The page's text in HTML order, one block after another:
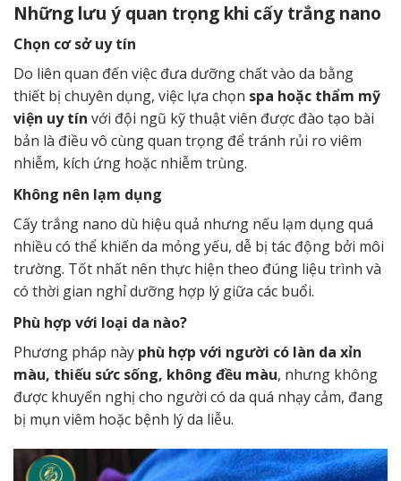
Những lưu ý quan trọng khi cấy trắng nano
Chọn cơ sở uy tín
Do liên quan đến việc đưa dưỡng chất vào da bằng
thiết bị chuyên dụng, việc lựa chọn spa hoặc thẩm mỹ
viện uy tín với đội ngũ kỹ thuật viên được đào tạo bài
bản là điều vô cùng quan trọng để tránh rủi ro viêm
nhiễm, kích ứng hoặc nhiễm trùng.
Không nên lạm dụng
Cấy trắng nano dù hiệu quả nhưng nếu lạm dụng quá
nhiều có thể khiến da mỏng yếu, dễ bị tác động bởi môi
trường. Tốt nhất nên thực hiện theo đúng liệu trình và
có thời gian nghỉ dưỡng hợp lý giữa các buổi.
Phù hợp với loại da nào?
Phương pháp này phù hợp với người có làn da xỉn
màu, thiếu sức sống, không đều màu, nhưng không
được khuyến nghị cho người có da quá nhạy cảm, đang
bị mụn viêm hoặc bệnh lý da liễu.